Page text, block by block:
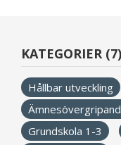
KATEGORIER (7)
Hållbar utveckling
Grundskola 1-3